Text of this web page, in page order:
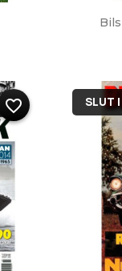
favorite_border SLUT I